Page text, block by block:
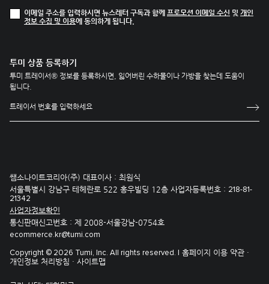
이메일 주소를 입력하시면 뉴스레터 구독과 함께 프로모션 이메일 수신 및 개인
정보 수집 및 이용에 동의하게 됩니다.
투미 상품 등록하기
투미 트레이서® 정보를 등록하시면, 잃어버린 수하물이나 가방을 찾는데 도움이
됩니다.
쌤소나이트코리아(주) 대표이사 : 최원식
서울특별시 강남구 테헤란로 522 홍우빌딩 12층 사업자등록번호 : 218-81-
21342
사업자정보확인
통신판매신고번호 : 제 2008-서울강남-0754호
ecommerce.kr@tumi.com
Copyright © 2026 Tumi, Inc. All rights reserved. |
홈페이지 이용 약관 ·
개인정보 처리방침 · 사이트맵